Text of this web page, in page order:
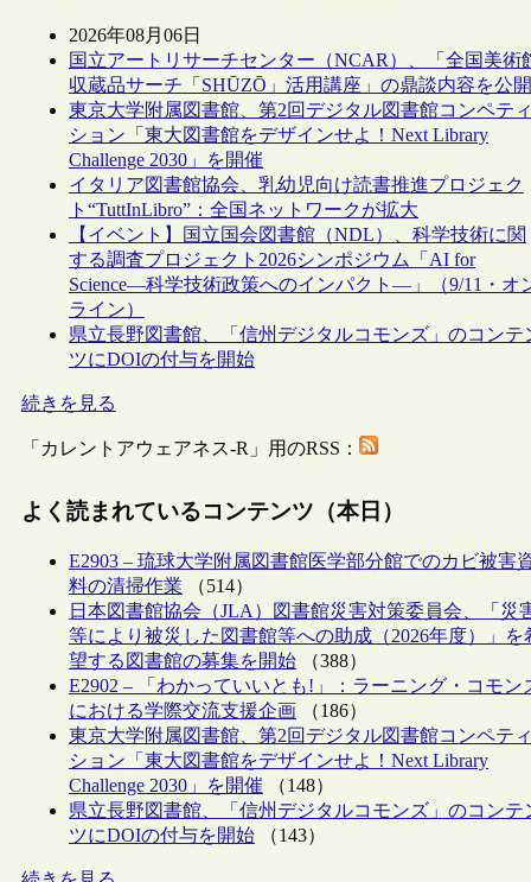
2026年08月06日
国立アートリサーチセンター（NCAR）、「全国美術
収蔵品サーチ「SHŪZŌ」活用講座」の鼎談内容を公開
東京大学附属図書館、第2回デジタル図書館コンペティ
ション「東大図書館をデザインせよ！Next Library
Challenge 2030」を開催
イタリア図書館協会、乳幼児向け読書推進プロジェク
ト“TuttInLibro”：全国ネットワークが拡大
【イベント】国立国会図書館（NDL）、科学技術に関
する調査プロジェクト2026シンポジウム「AI for
Science―科学技術政策へのインパクト―」（9/11・オ
ライン）
県立長野図書館、「信州デジタルコモンズ」のコンテ
ツにDOIの付与を開始
続きを見る
「カレントアウェアネス-R」用のRSS：
よく読まれているコンテンツ（本日）
E2903 – 琉球大学附属図書館医学部分館でのカビ被害
料の清掃作業 （514）
日本図書館協会（JLA）図書館災害対策委員会、「災
等により被災した図書館等への助成（2026年度）」を
望する図書館の募集を開始 （388）
E2902 – 「わかっていいとも!」：ラーニング・コモン
における学際交流支援企画 （186）
東京大学附属図書館、第2回デジタル図書館コンペティ
ション「東大図書館をデザインせよ！Next Library
Challenge 2030」を開催 （148）
県立長野図書館、「信州デジタルコモンズ」のコンテ
ツにDOIの付与を開始 （143）